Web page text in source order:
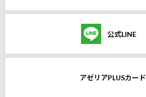
公式LINE
アゼリアPLUSカード